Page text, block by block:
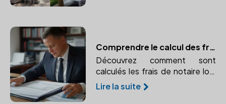
Comprendre le calcul des frais de notaire lors d'une transaction immobilière
Découvrez comment sont
calculés les frais de notaire lors
d'une transaction immobilière.
Comprendre les taxes et
Lire la suite